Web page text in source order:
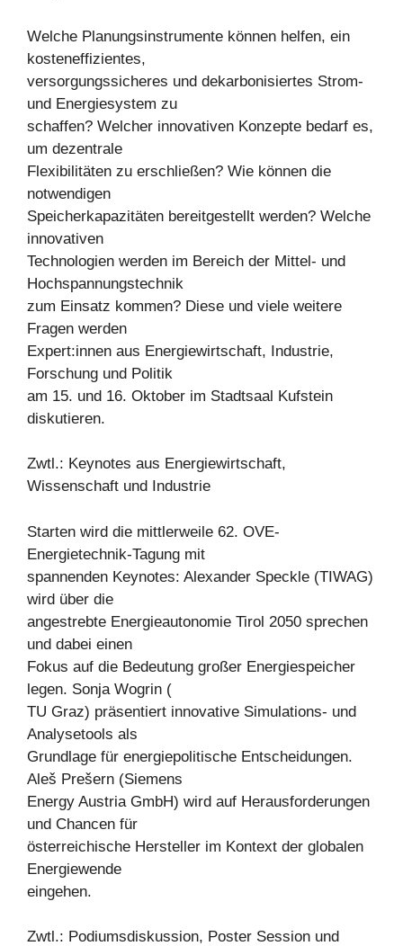
Welche Planungsinstrumente können helfen, ein
kosteneffizientes,
versorgungssicheres und dekarbonisiertes Strom-
und Energiesystem zu
schaffen? Welcher innovativen Konzepte bedarf es,
um dezentrale
Flexibilitäten zu erschließen? Wie können die
notwendigen
Speicherkapazitäten bereitgestellt werden? Welche
innovativen
Technologien werden im Bereich der Mittel- und
Hochspannungstechnik
zum Einsatz kommen? Diese und viele weitere
Fragen werden
Expert:innen aus Energiewirtschaft, Industrie,
Forschung und Politik
am 15. und 16. Oktober im Stadtsaal Kufstein
diskutieren.
Zwtl.: Keynotes aus Energiewirtschaft,
Wissenschaft und Industrie
Starten wird die mittlerweile 62. OVE-
Energietechnik-Tagung mit
spannenden Keynotes: Alexander Speckle (TIWAG)
wird über die
angestrebte Energieautonomie Tirol 2050 sprechen
und dabei einen
Fokus auf die Bedeutung großer Energiespeicher
legen. Sonja Wogrin (
TU Graz) präsentiert innovative Simulations- und
Analysetools als
Grundlage für energiepolitische Entscheidungen.
Aleš Prešern (Siemens
Energy Austria GmbH) wird auf Herausforderungen
und Chancen für
österreichische Hersteller im Kontext der globalen
Energiewende
eingehen.
Zwtl.: Podiumsdiskussion, Poster Session und